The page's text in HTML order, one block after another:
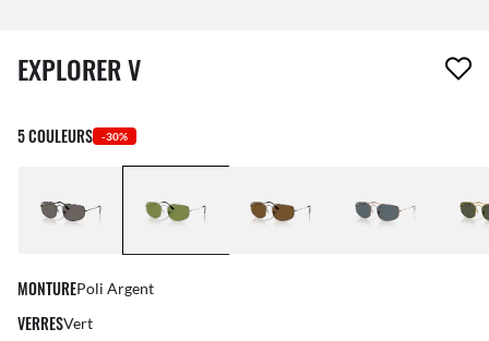
1 article a été retiré de votre liste de souhaits
EXPLORER V
5 COULEURS -30%
MONTUREPoli Argent
VERRESVert